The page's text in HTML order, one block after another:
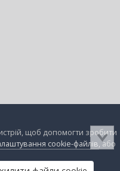
щоб допомогти зробити
cookie-файлів, або